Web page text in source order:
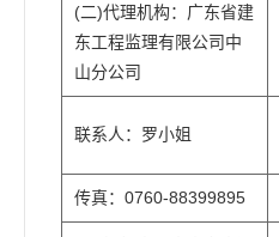
(二)代理机构：广东省建
东工程监理有限公司中
山分公司
联系人：罗小姐
传真：0760-88399895